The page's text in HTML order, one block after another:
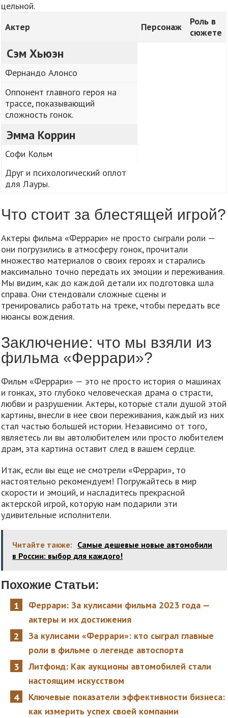
цельной.
Актер
Персонаж
Роль в
сюжете
Сэм Хьюэн
Фернандо Алонсо
Оппонент главного героя на
трассе, показывающий
сложность гонок.
Эмма Коррин
Софи Кольм
Друг и психологический оплот
для Лауры.
Что стоит за блестящей игрой?
Актеры фильма «Феррари» не просто сыграли роли —
они погрузились в атмосферу гонок, прочитали
множество материалов о своих героях и старались
максимально точно передать их эмоции и переживания.
Мы видим, как до каждой детали их подготовка шла
справа. Они стендовали сложные сцены и
тренировались работать на треке, чтобы передать все
нюансы вождения.
Заключение: что мы взяли из
фильма «Феррари»?
Фильм «Феррари» — это не просто история о машинах
и гонках, это глубоко человеческая драма о страсти,
любви и разрушении. Актеры, которые стали душой этой
картины, внесли в нее свои переживания, каждый из них
стал частью большей истории. Независимо от того,
являетесь ли вы автолюбителем или просто любителем
драм, эта картина оставит след в вашем сердце.
Итак, если вы еще не смотрели «Феррари», то
настоятельно рекомендуем! Погружайтесь в мир
скорости и эмоций, и насладитесь прекрасной
актерской игрой, которую нам подарили эти
удивительные исполнители.
Читайте также: Самые дешевые новые автомобили
в России: выбор для каждого!
Похожие Статьи:
Феррари: За кулисами фильма 2023 года —
актеры и их достижения
За кулисами «Феррари»: кто сыграл главные
роли в фильме о легенде автоспорта
Литфонд: Как аукционы автомобилей стали
настоящим искусством
Ключевые показатели эффективности бизнеса:
как измерить успех своей компании